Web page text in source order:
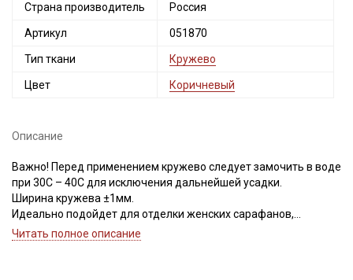
Страна производитель Россия
Артикул 051870
Тип ткани Кружево
Цвет Коричневый
Описание
Важно! Перед применением кружево следует замочить в воде
при 30С – 40С для исключения дальнейшей усадки.
Ширина кружева ±1мм.
Идеально подойдет для отделки женских сарафанов,
платьев, юбок, рукавов.
Читать полное описание